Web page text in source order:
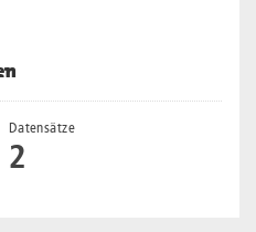
Datensätze
2